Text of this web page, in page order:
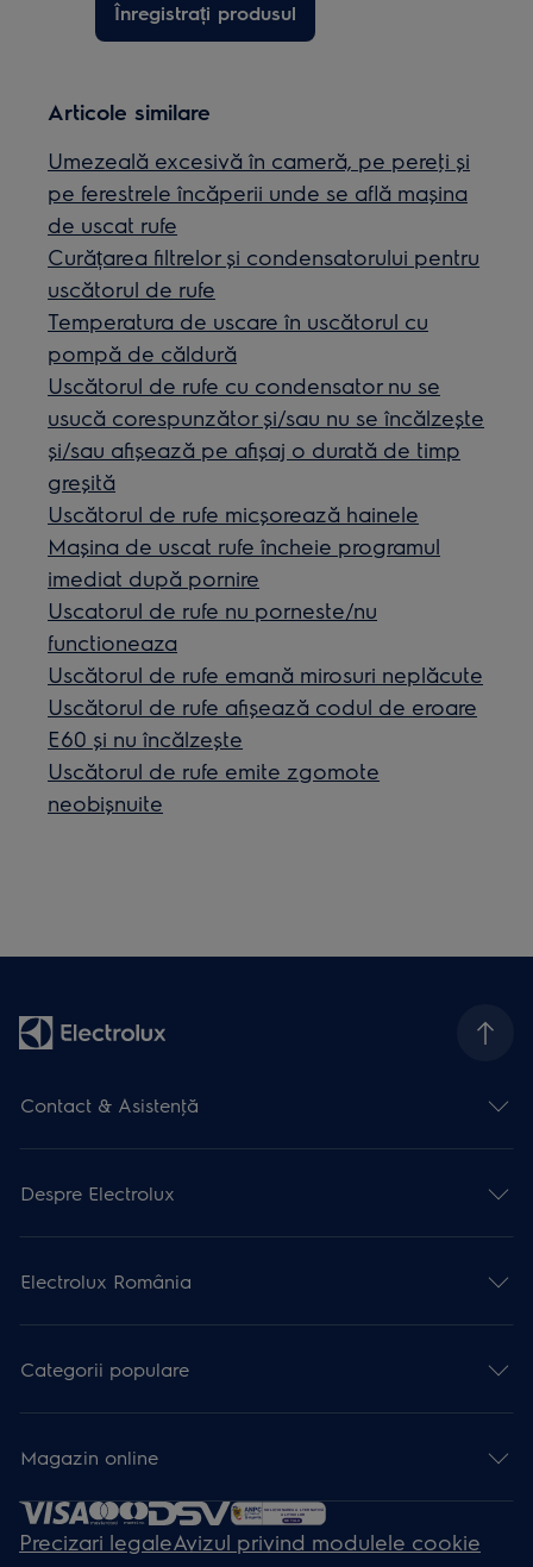
Înregistrați produsul
Articole similare
Umezeală excesivă în cameră, pe pereţi şi
pe ferestrele încăperii unde se află maşina
de uscat rufe
Curățarea filtrelor și condensatorului pentru
uscătorul de rufe
Temperatura de uscare în uscătorul cu
pompă de căldură
Uscătorul de rufe cu condensator nu se
usucă corespunzător și/sau nu se încălzește
și/sau afișează pe afișaj o durată de timp
greșită
Uscătorul de rufe micşorează hainele
Maşina de uscat rufe încheie programul
imediat după pornire
Uscatorul de rufe nu porneste/nu
functioneaza
Uscătorul de rufe emană mirosuri neplăcute
Uscătorul de rufe afișează codul de eroare
E60 și nu încălzește
Uscătorul de rufe emite zgomote
neobişnuite
Contact & Asistenţă
Despre Electrolux
Electrolux România
Categorii populare
Magazin online
Precizari legaleAvizul privind modulele cookie